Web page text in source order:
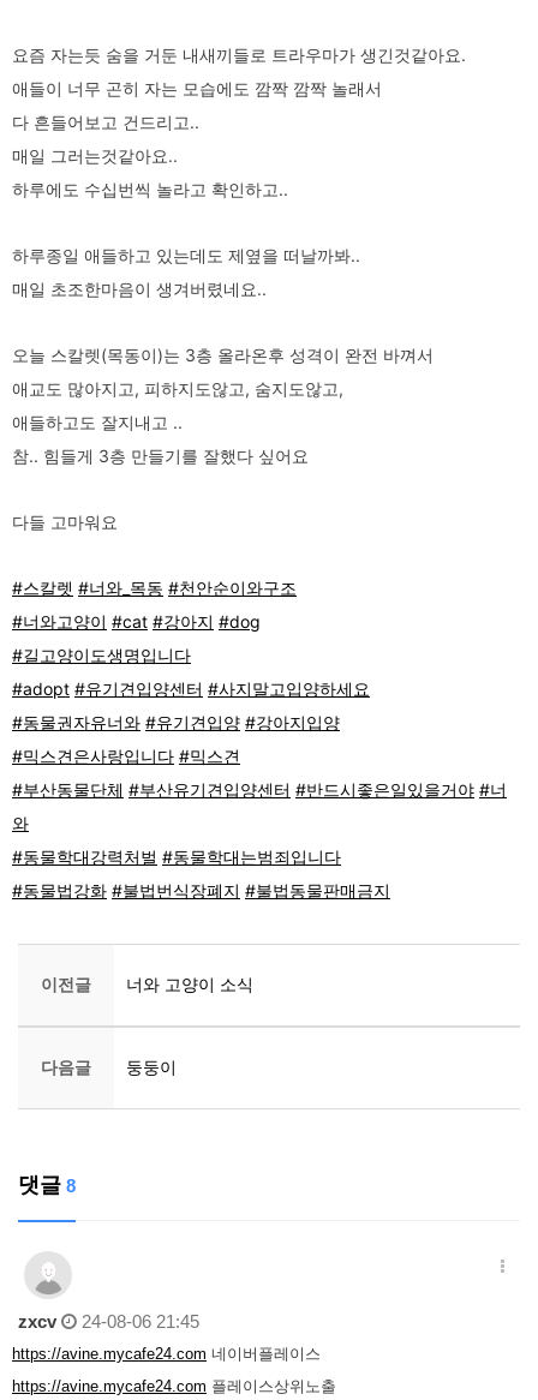
요즘 자는듯 숨을 거둔 내새끼들로 트라우마가 생긴것같아요.
애들이 너무 곤히 자는 모습에도 깜짝 깜짝 놀래서
다 흔들어보고 건드리고..
매일 그러는것같아요..
하루에도 수십번씩 놀라고 확인하고..
하루종일 애들하고 있는데도 제옆을 떠날까봐..
매일 초조한마음이 생겨버렸네요..
오늘 스칼렛(목동이)는 3층 올라온후 성격이 완전 바껴서
애교도 많아지고, 피하지도않고, 숨지도않고,
애들하고도 잘지내고 ..
참.. 힘들게 3층 만들기를 잘했다 싶어요
다들 고마워요
#스칼렛 #너와_목동 #천안순이와구조
#너와고양이 #cat #강아지 #dog
#길고양이도생명입니다
#adopt #유기견입양센터 #사지말고입양하세요
#동물권자유너와 #유기견입양 #강아지입양
#믹스견은사랑입니다 #믹스견
#부산동물단체 #부산유기견입양센터 #반드시좋은일있을거야 #너
와
#동물학대강력처벌 #동물학대는범죄입니다
#동물법강화 #불법번식장폐지 #불법동물판매금지
이전글 너와 고양이 소식
다음글 둥둥이
댓글 8
zxcv 24-08-06 21:45
https://avine.mycafe24.com 네이버플레이스
https://avine.mycafe24.com 플레이스상위노출